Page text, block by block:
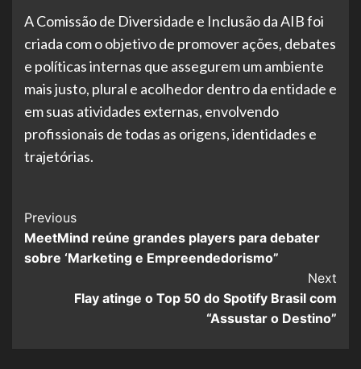
A Comissão de Diversidade e Inclusão da AIB foi
criada com o objetivo de promover ações, debates
e políticas internas que assegurem um ambiente
mais justo, plural e acolhedor dentro da entidade e
em suas atividades externas, envolvendo
profissionais de todas as origens, identidades e
trajetórias.
Post
Navigation
Previous
MeetMind reúne grandes players para debater
sobre ‘Marketing e Empreendedorismo”
Next
Flay atinge o Top 50 do Spotify Brasil com
“Assustar o Destino”